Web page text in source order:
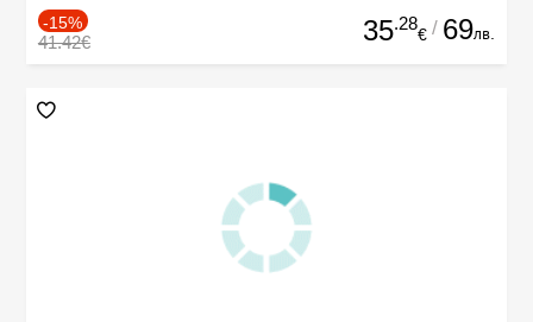
-15%
41.42€ 35.28
€ / 69лв.